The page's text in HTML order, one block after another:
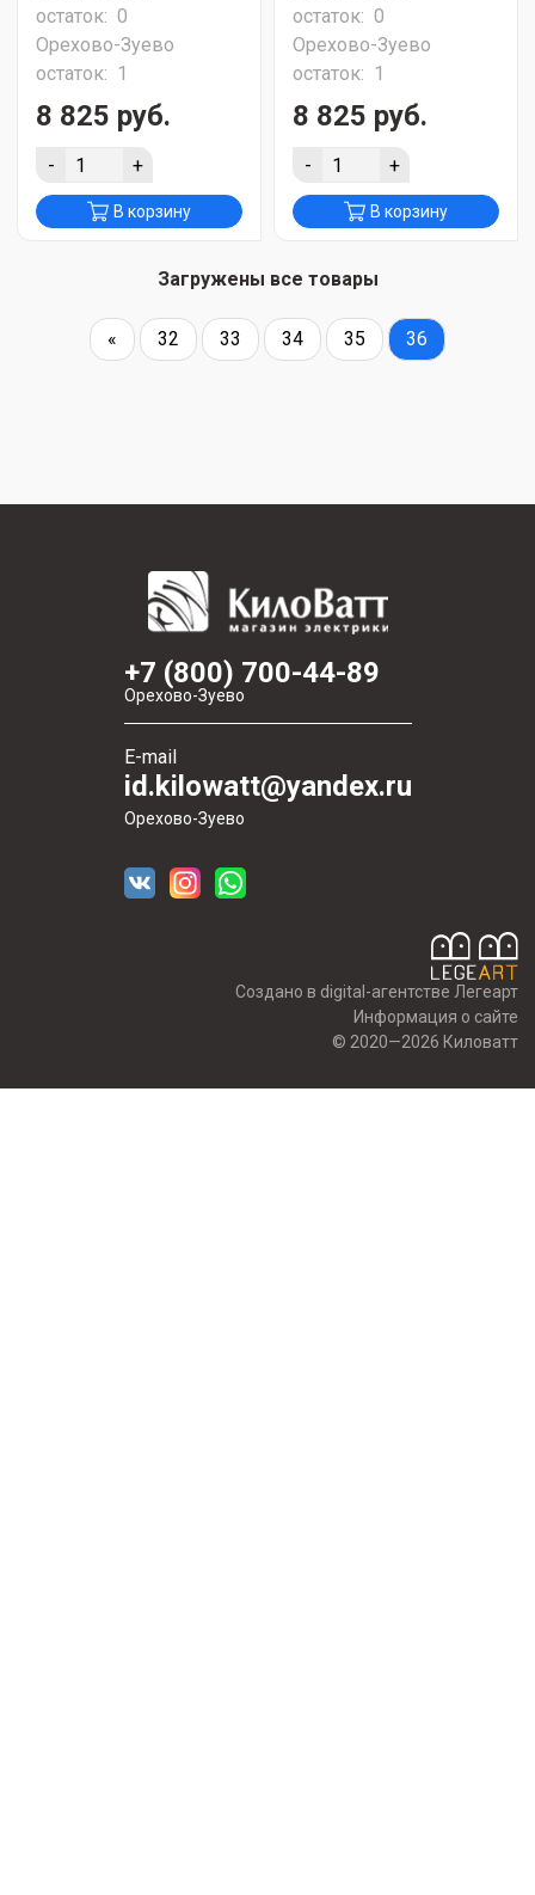
остаток: 0
Орехово-Зуево
остаток: 1
8 825 руб.
- +
В корзину
остаток: 0
Орехово-Зуево
остаток: 1
8 825 руб.
- +
В корзину
Загружены все товары
« 32 33 34 35 36
+7 (800) 700-44-89
Орехово-Зуево
E-mail
id.kilowatt@yandex.ru
Орехово-Зуево
© 2020—2026 Киловатт
Создано в digital-агентстве Легеарт
Информация о сайте